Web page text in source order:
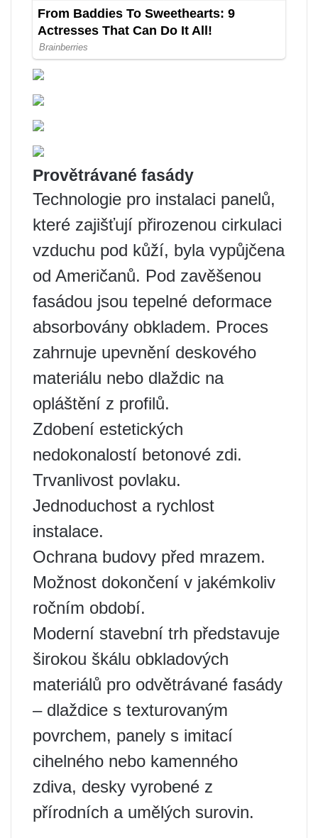
Provětrávané fasády
Technologie pro instalaci panelů,
které zajišťují přirozenou cirkulaci
vzduchu pod kůží, byla vypůjčena
od Američanů. Pod zavěšenou
fasádou jsou tepelné deformace
absorbovány obkladem. Proces
zahrnuje upevnění deskového
materiálu nebo dlaždic na
opláštění z profilů.
Zdobení estetických
nedokonalostí betonové zdi.
Trvanlivost povlaku.
Jednoduchost a rychlost
instalace.
Ochrana budovy před mrazem.
Možnost dokončení v jakémkoliv
ročním období.
Moderní stavební trh představuje
širokou škálu obkladových
materiálů pro odvětrávané fasády
– dlaždice s texturovaným
povrchem, panely s imitací
cihelného nebo kamenného
zdiva, desky vyrobené z
přírodních a umělých surovin.